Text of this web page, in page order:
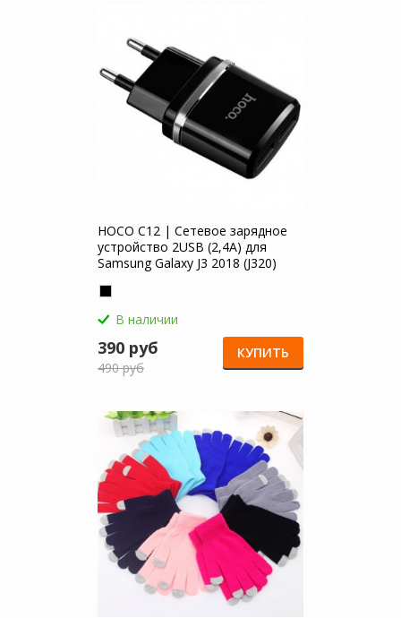
HOCO C12 | Сетевое зарядное
устройство 2USB (2,4А) для
Samsung Galaxy J3 2018 (J320)
В наличии
390 руб
490 руб
КУПИТЬ